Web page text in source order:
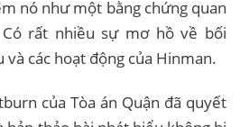
nó như một bằng chứng quan
rất nhiều sự mơ hồ về bối
và các hoạt động của Hinman.
của Tòa án Quận đã quyết